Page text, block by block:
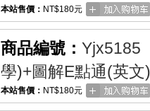
本站售價： NT$180元
商品編號： Yjx5185
學)+圖解E點通(英
本站售價： NT$180元